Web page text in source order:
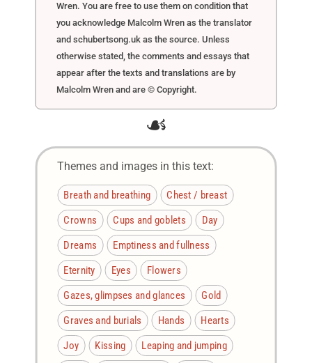
Wren. You are free to use them on condition that
you acknowledge Malcolm Wren as the translator
and schubertsong.uk as the source. Unless
otherwise stated, the comments and essays that
appear after the texts and translations are by
Malcolm Wren and are © Copyright.
☙
Themes and images in this text:
Breath and breathing
Chest / breast
Crowns
Cups and goblets
Day
Dreams
Emptiness and fullness
Eternity
Eyes
Flowers
Gazes, glimpses and glances
Gold
Graves and burials
Hands
Hearts
Joy
Kissing
Leaping and jumping